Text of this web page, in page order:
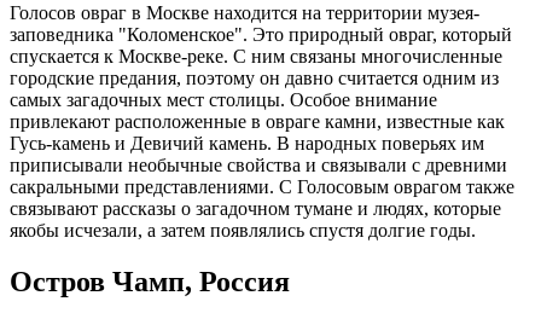
Голосов овраг в Москве находится на территории музея-
заповедника "Коломенское". Это природный овраг, который
спускается к Москве-реке. С ним связаны многочисленные
городские предания, поэтому он давно считается одним из
самых загадочных мест столицы. Особое внимание
привлекают расположенные в овраге камни, известные как
Гусь-камень и Девичий камень. В народных поверьях им
приписывали необычные свойства и связывали с древними
сакральными представлениями. С Голосовым оврагом также
связывают рассказы о загадочном тумане и людях, которые
якобы исчезали, а затем появлялись спустя долгие годы.
Остров Чамп, Россия